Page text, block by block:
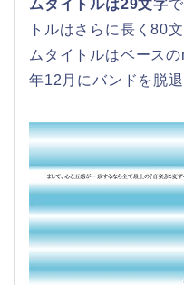
ムタイトルは29文字
トルはさらに長く80
ムタイトルはベース
年12月にバンドを脱退